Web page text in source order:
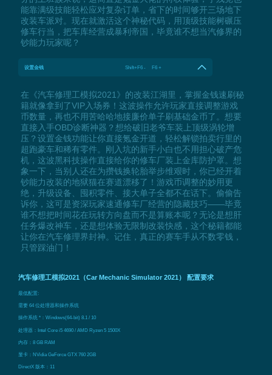
能靠满级技能轻松应对复杂订单，省下的时间够开三场地下
改装车派对。现在就激活这个神秘代码，用顶级技能树碾压
修车行当，把车库经营成暴利帝国，毕竟谁不想当汽修界的
钞能力玩家呢？
设置金钱 Shift+F6 - F6 +
在《汽车修理工模拟2021》的改装江湖里，掌握金钱速刷秘
籍就像拿到了VIP入场券！这波操作允许玩家直接调整游戏
币数量，再也不用苦哈哈地接廉价单子刷基础金币了。想要
直接入手OBD诊断神器？想给破旧老爷车装上顶级涡轮增
压？设置金钱功能让你直接氪金开道，轻松解锁拍卖行里的
超跑豪车和稀有零件。刚入坑的新手小白也不用担心破产危
机，这波黑科技操作直接给你的修车厂装上金库防护罩。想
象一下，当别人还在为攒钱换轮胎举步维艰时，你已经开着
钞能力改装的地狱猫在赛道漂移了！游戏币调整的妙用更
绝，升级设备、囤积零件、接大单子全都不在话下。偷偷告
诉你，这可是资深玩家速通修车厂经营的隐藏技巧——毕竟
谁不想把时间花在玩转方向盘而不是算账本呢？无论是想肝
任务爆改神车，还是想体验无限制改装快感，这个秘籍都能
让你在汽车修理界封神。记住，真正的赛车手从不数零钱，
只管踩油门！
汽车修理工模拟2021（Car Mechanic Simulator 2021） 配置要求
最低配置:
需要 64 位处理器和操作系统
操作系统 *：Windows(64-bit) 8.1 / 10
处理器：Intel Core i5 4690 / AMD Ryzen 5 1500X
内存：8 GB RAM
显卡：NVidia GeForce GTX 760 2GB
DirectX 版本：11